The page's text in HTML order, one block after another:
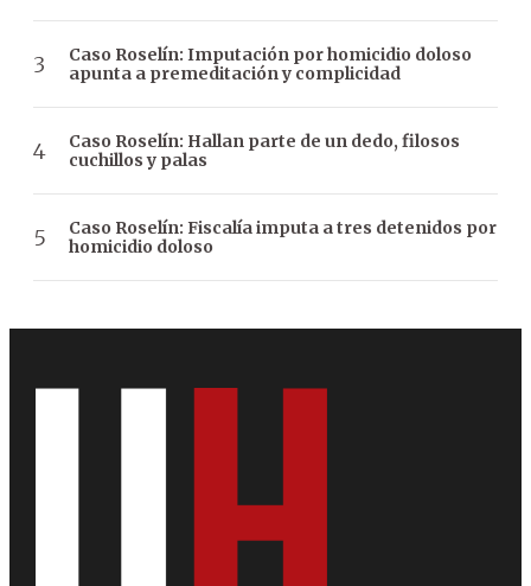
Caso Roselín: Imputación por homicidio doloso
apunta a premeditación y complicidad
Caso Roselín: Hallan parte de un dedo, filosos
cuchillos y palas
Caso Roselín: Fiscalía imputa a tres detenidos por
homicidio doloso